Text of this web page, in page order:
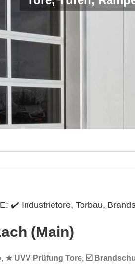
✔️ Industrietore, Torbau,
(Main)
UVV Prüfung Tore, ☑️